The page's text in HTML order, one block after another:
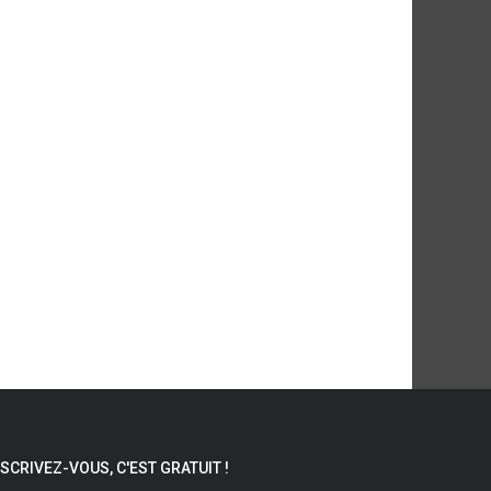
VOUS, C'EST GRATUIT !